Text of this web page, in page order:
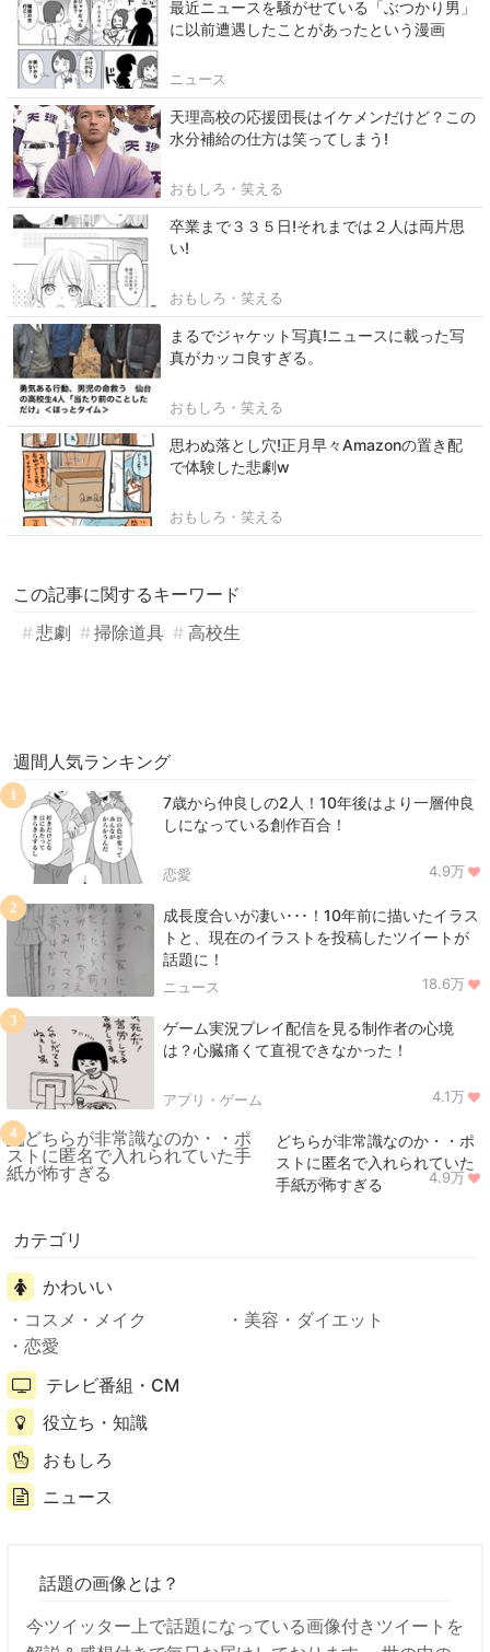
最近ニュースを騒がせている「ぶつかり男」
に以前遭遇したことがあったという漫画
ニュース
天理高校の応援団長はイケメンだけど？この
水分補給の仕方は笑ってしまう!
おもしろ・笑える
卒業まで３３５日!それまでは２人は両片思
い!
おもしろ・笑える
まるでジャケット写真!ニュースに載った写
真がカッコ良すぎる。
おもしろ・笑える
思わぬ落とし穴!正月早々Amazonの置き配
で体験した悲劇w
おもしろ・笑える
この記事に関するキーワード
悲劇
掃除道具 高校生
週間人気ランキング
7歳から仲良しの2人！10年後はより一層仲良
しになっている創作百合！
恋愛 4.9万
1
成長度合いが凄い･･･！10年前に描いたイラス
トと、現在のイラストを投稿したツイートが
話題に！
ニュース 18.6万
2
ゲーム実況プレイ配信を見る制作者の心境
は？心臓痛くて直視できなかった！
アプリ・ゲーム 4.1万
3
どちらが非常識なのか・・ポ
ストに匿名で入れられていた
手紙が怖すぎる
ニュース 4.9万
4
カテゴリ
かわいい
コスメ・メイク
美容・ダイエット
恋愛
テレビ番組・CM
役立ち・知識
おもしろ
ニュース
話題の画像とは？
今ツイッター上で話題になっている画像付きツイートを